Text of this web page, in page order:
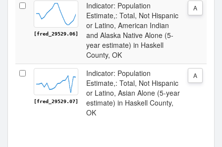
[fred_29529.06]
Indicator: Population
Estimate,: Total, Not Hispanic
or Latino, American Indian
and Alaska Native Alone (5-
year estimate) in Haskell
County, OK
A
[fred_29529.07]
Indicator: Population
Estimate,: Total, Not Hispanic
or Latino, Asian Alone (5-year
estimate) in Haskell County,
OK
A